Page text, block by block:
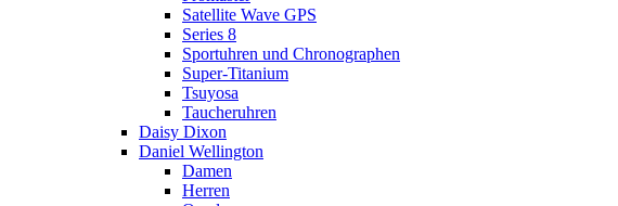
Satellite Wave GPS
Series 8
Sportuhren und Chronographen
Super-Titanium
Tsuyosa
Taucheruhren
Daisy Dixon
Daniel Wellington
Damen
Herren